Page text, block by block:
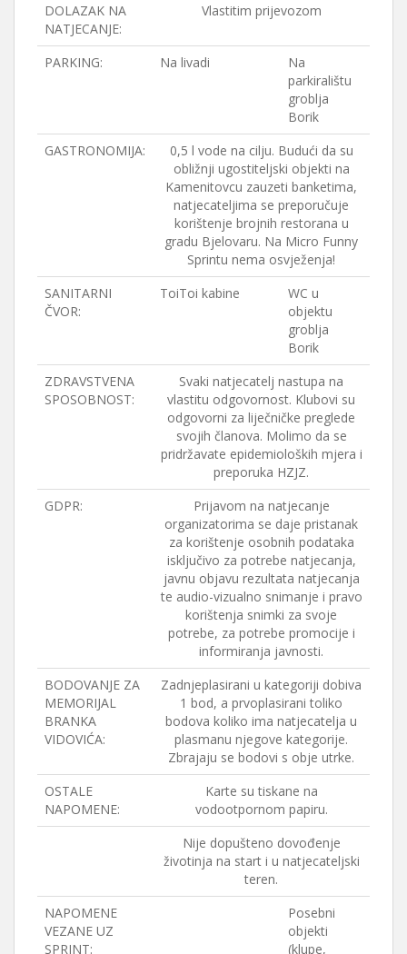
DOLAZAK NA
NATJECANJE:
Vlastitim prijevozom
PARKING: Na livadi
Na
parkiralištu
groblja
Borik
GASTRONOMIJA:
0,5 l vode na cilju. Budući da su
obližnji ugostiteljski objekti na
Kamenitovcu zauzeti banketima,
natjecateljima se preporučuje
korištenje brojnih restorana u
gradu Bjelovaru. Na Micro Funny
Sprintu nema osvježenja!
SANITARNI
ČVOR:
ToiToi kabine
WC u
objektu
groblja
Borik
ZDRAVSTVENA
SPOSOBNOST:
Svaki natjecatelj nastupa na
vlastitu odgovornost. Klubovi su
odgovorni za liječničke preglede
svojih članova. Molimo da se
pridržavate epidemioloških mjera i
preporuka HZJZ.
GDPR:
Prijavom na natjecanje
organizatorima se daje pristanak
za korištenje osobnih podataka
isključivo za potrebe natjecanja,
javnu objavu rezultata natjecanja
te audio-vizualno snimanje i pravo
korištenja snimki za svoje
potrebe, za potrebe promocije i
informiranja javnosti.
BODOVANJE ZA
MEMORIJAL
BRANKA
VIDOVIĆA:
Zadnjeplasirani u kategoriji dobiva
1 bod, a prvoplasirani toliko
bodova koliko ima natjecatelja u
plasmanu njegove kategorije.
Zbrajaju se bodovi s obje utrke.
OSTALE
NAPOMENE:
Karte su tiskane na
vodootpornom papiru.
Nije dopušteno dovođenje
životinja na start i u natjecateljski
teren.
NAPOMENE
VEZANE UZ
SPRINT:
Posebni
objekti
(klupe,